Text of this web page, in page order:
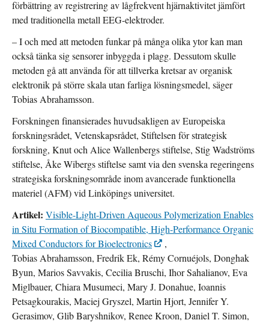
förbättring av registrering av lågfrekvent hjärnaktivitet jämfört
med traditionella metall EEG-elektroder.
– I och med att metoden funkar på många olika ytor kan man
också tänka sig sensorer inbyggda i plagg. Dessutom skulle
metoden gå att använda för att tillverka kretsar av organisk
elektronik på större skala utan farliga lösningsmedel, säger
Tobias Abrahamsson.
Forskningen finansierades huvudsakligen av Europeiska
forskningsrådet, Vetenskapsrådet, Stiftelsen för strategisk
forskning, Knut och Alice Wallenbergs stiftelse, Stig Wadströms
stiftelse, Åke Wibergs stiftelse samt via den svenska regeringens
strategiska forskningsområde inom avancerade funktionella
materiel (AFM) vid Linköpings universitet.
Artikel: Visible-Light-Driven Aqueous Polymerization Enables
in Situ Formation of Biocompatible, High-Performance Organic
Mixed Conductors for Bioelectronics
,
Tobias Abrahamsson, Fredrik Ek, Rémy Cornuéjols, Donghak
Byun, Marios Savvakis, Cecilia Bruschi, Ihor Sahalianov, Eva
Miglbauer, Chiara Musumeci, Mary J. Donahue, Ioannis
Petsagkourakis, Maciej Gryszel, Martin Hjort, Jennifer Y.
Gerasimov, Glib Baryshnikov, Renee Kroon, Daniel T. Simon,